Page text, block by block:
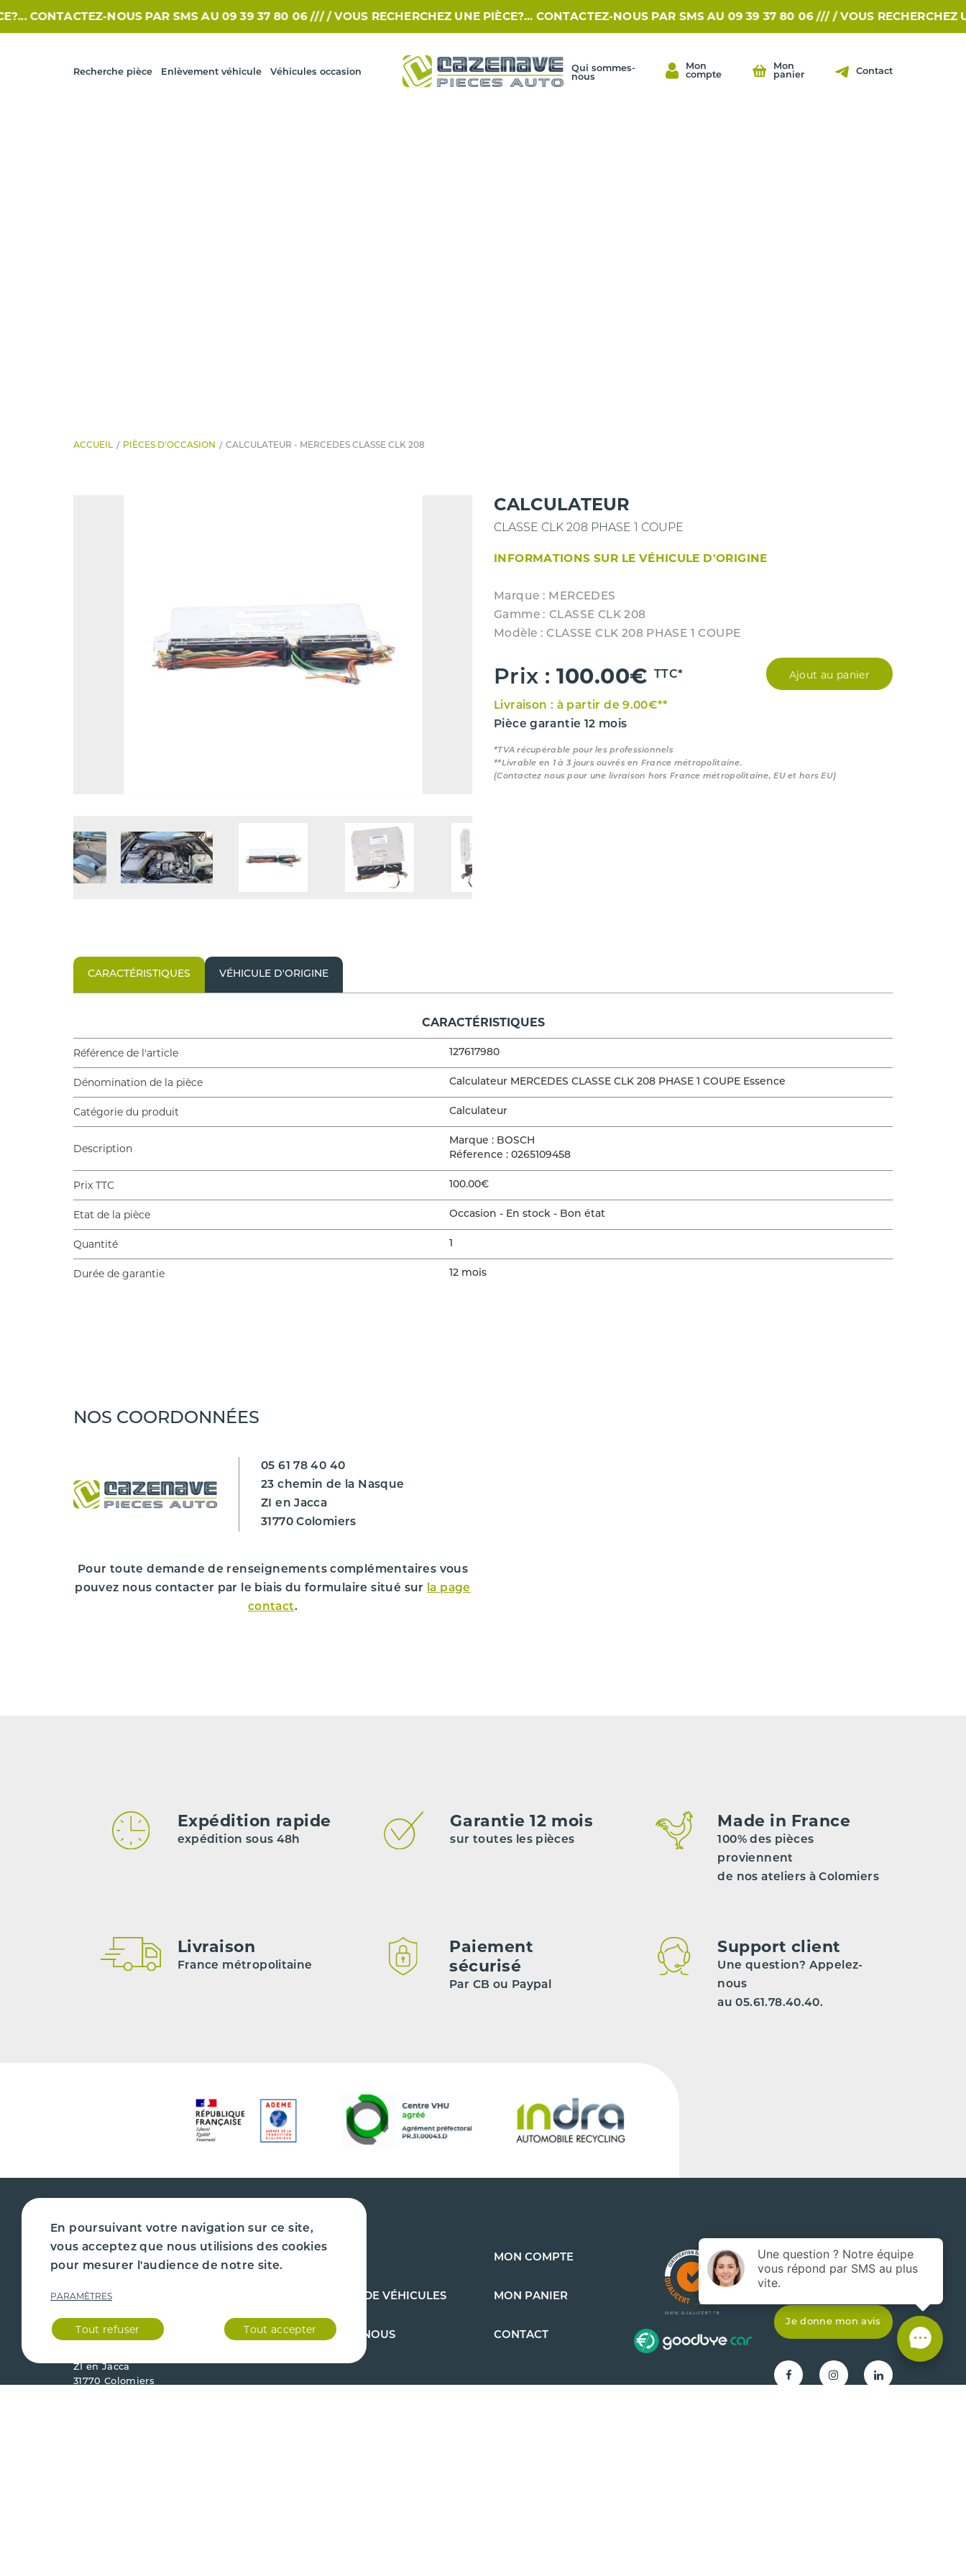
CONTACTEZ-NOUS PAR SMS AU 09 39 37 80 06 /// / VOUS RECHERCHEZ UNE PIÈCE?... CONTACTEZ-NOUS PAR SMS AU 09 39 37 80 06 /// / VOUS RECHERCHEZ
Recherche pièce Enlèvement véhicule Véhicules occasion
Qui sommes-
nous
Mon
compte
Mon
panier
Contact
ACCUEIL PIÈCES D'OCCASION CALCULATEUR - MERCEDES CLASSE CLK 208
CALCULATEUR
CLASSE CLK 208 PHASE 1 COUPE
INFORMATIONS SUR LE VÉHICULE D'ORIGINE
Marque : MERCEDES
Gamme : CLASSE CLK 208
Modèle : CLASSE CLK 208 PHASE 1 COUPE
Prix : 100.00€ TTC*
Livraison : à partir de 9.00€**
Pièce garantie 12 mois
Ajout au panier
*TVA récupérable pour les professionnels
**Livrable en 1 à 3 jours ouvrés en France métropolitaine.
(Contactez nous pour une livraison hors France métropolitaine, EU et hors EU)
CARACTÉRISTIQUES VÉHICULE D'ORIGINE
CARACTÉRISTIQUES
Référence de l'article 127617980
Dénomination de la pièce Calculateur MERCEDES CLASSE CLK 208 PHASE 1 COUPE Essence
Catégorie du produit Calculateur
Description
Marque : BOSCH
Réference : 0265109458
Prix TTC 100.00€
Etat de la pièce Occasion - En stock - Bon état
Quantité 1
Durée de garantie 12 mois
Finition
Année de mise en circulation
Kilométrage ***
Cylindrée 3199 cm
NOS COORDONNÉES
05 61 78 40 40
23 chemin de la Nasque
ZI en Jacca
31770 Colomiers
Pour toute demande de renseignements complémentaires vous
pouvez nous contacter par le biais du formulaire situé sur
la page
contact.
Expédition rapide
expédition sous 48h
Garantie 12 mois
sur toutes les pièces
Made in France
100% des pièces
proviennent
de nos ateliers à Colomiers
Livraison
France métropolitaine
Paiement
sécurisé
Par CB ou Paypal
Support client
Une question? Appelez-
nous
au 05.61.78.40.40.
CAZENAVE PIÈCES AUTO
Du lundi au vendredi
Fermé le samedi et dimanche.
ZI en Jacca
31770 Colomiers
ENLÈVEMENT DE VÉHICULES
QUI SOMMES-NOUS
MON COMPTE
MON PANIER
CONTACT
Actualités
Je donne mon avis
En poursuivant votre navigation sur ce site,
vous acceptez que nous utilisions des cookies
pour mesurer l'audience de notre site.
PARAMÈTRES
Tout refuser Tout accepter